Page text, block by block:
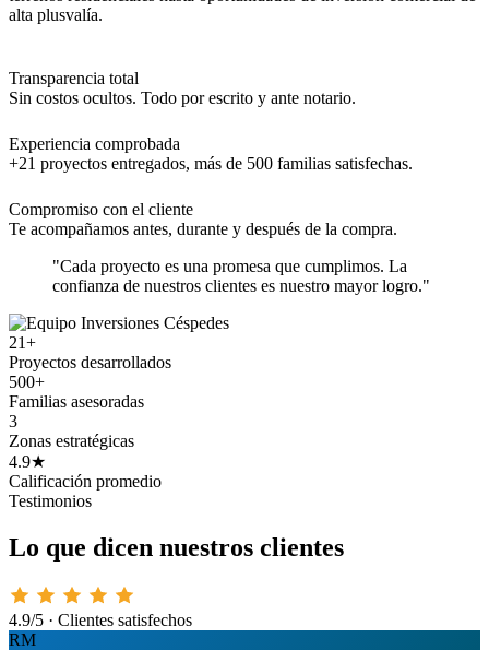
alta plusvalía.
Transparencia total
Sin costos ocultos. Todo por escrito y ante notario.
Experiencia comprobada
+21 proyectos entregados, más de 500 familias satisfechas.
Compromiso con el cliente
Te acompañamos antes, durante y después de la compra.
"Cada proyecto es una promesa que cumplimos. La
confianza de nuestros clientes es nuestro mayor logro."
21+
Proyectos desarrollados
500+
Familias asesoradas
3
Zonas estratégicas
4.9★
Calificación promedio
Testimonios
Lo que dicen nuestros clientes
4.9/5 · Clientes satisfechos
RM